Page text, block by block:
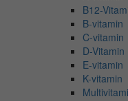
B12-
B-vitamin
C-vitamin
D-Vitamin
E-vitamin
K-vitamin